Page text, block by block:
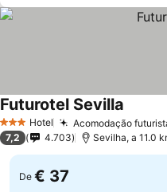
3 EstrelasHotel Acomodação
Futurotel Sevilla
7,2 4.703 Sevilha, a 11.0
De € 37